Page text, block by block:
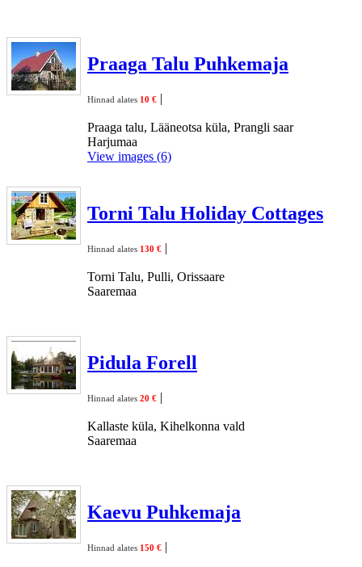
Praaga Talu Puhkemaja
Hinnad alates 10 € |
Praaga talu, Lääneotsa küla, Prangli saar
Harjumaa
View images (6)
Torni Talu Holiday Cottages
Hinnad alates 130 € |
Torni Talu, Pulli, Orissaare
Saaremaa
Pidula Forell
Hinnad alates 20 € |
Kallaste küla, Kihelkonna vald
Saaremaa
Kaevu Puhkemaja
Hinnad alates 150 € |